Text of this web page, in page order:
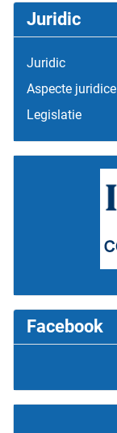
Juridic
Juridic
Aspecte juridice
Legislatie
Facebook